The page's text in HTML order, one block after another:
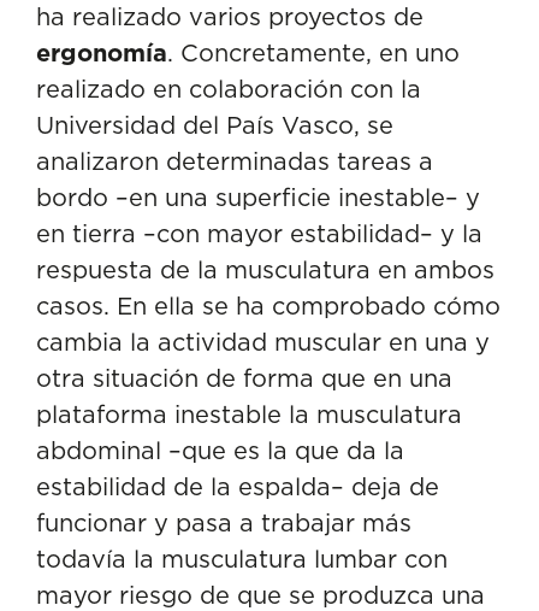
ha realizado varios proyectos de
ergonomía. Concretamente, en uno
realizado en colaboración con la
Universidad del País Vasco, se
analizaron determinadas tareas a
bordo –en una superficie inestable– y
en tierra –con mayor estabilidad– y la
respuesta de la musculatura en ambos
casos. En ella se ha comprobado cómo
cambia la actividad muscular en una y
otra situación de forma que en una
plataforma inestable la musculatura
abdominal –que es la que da la
estabilidad de la espalda– deja de
funcionar y pasa a trabajar más
todavía la musculatura lumbar con
mayor riesgo de que se produzca una